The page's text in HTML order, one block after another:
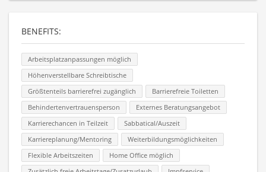
BENEFITS:
Arbeitsplatzanpassungen möglich
Höhenverstellbare Schreibtische
Größtenteils barrierefrei zugänglich
Barrierefreie Toiletten
Behindertenvertrauensperson
Externes Beratungsangebot
Karrierechancen in Teilzeit
Sabbatical/Auszeit
Karriereplanung/Mentoring
Weiterbildungsmöglichkeiten
Flexible Arbeitszeiten
Home Office möglich